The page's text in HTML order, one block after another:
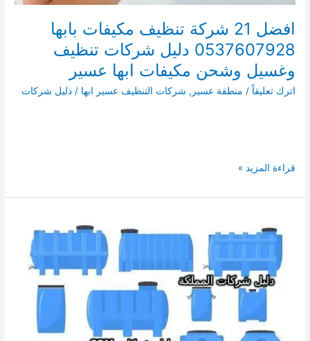
افضل 21 شركة تنظيف مكيفات بابها
0537607928 دليل شركات تنظيف
وغسيل وشحن مكيفات ابها عسير
اترك تعليقاً / منطقة عسير , شركات التنظيف عسير ابها /دليل شركات
افضل
شركة
مكيفات
0537607928
دليل
شركات
وشحن
قراءة المزيد »